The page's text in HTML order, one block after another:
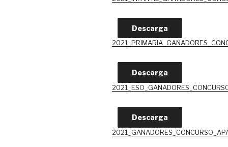
Descarga
Descarga
Descarga